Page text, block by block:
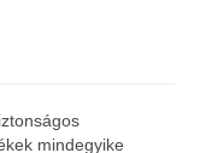
mindegyike